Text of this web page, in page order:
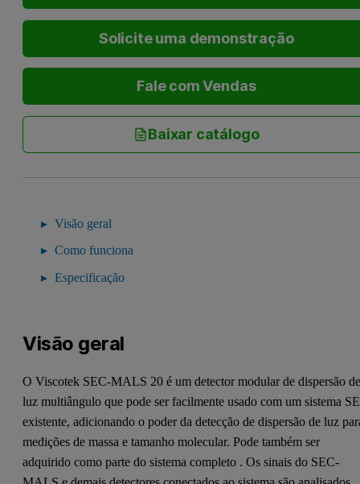
Solicite uma demonstração
Fale com Vendas
Baixar catálogo
Visão geral
Como funciona
Especificação
Visão geral
O Viscotek SEC-MALS 20 é um detector modular de dispersão
luz multiângulo que pode ser facilmente usado com um sistema
existente, adicionando o poder da detecção de dispersão de luz
medições de massa e tamanho molecular. Pode também ser
adquirido como parte do sistema completo . Os sinais do SEC-